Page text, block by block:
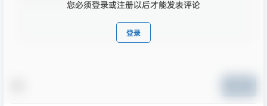
您必须登录或注册以后才能发表评论
登录